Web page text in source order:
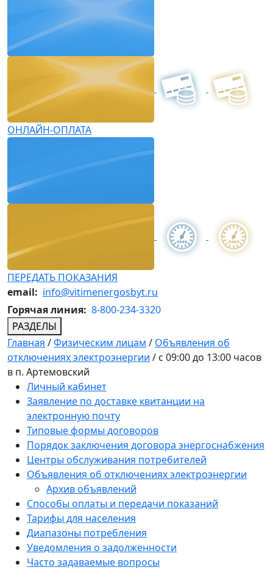
ОНЛАЙН-ОПЛАТА
ПЕРЕДАТЬ ПОКАЗАНИЯ
email: info@vitimenergosbyt.ru
Горячая линия: 8-800-234-3320
РАЗДЕЛЫ
Главная /Физическим лицам / Объявления об
отключениях электроэнергии / с 09:00 до 13:00 часов
в п. Артемовский
Личный кабинет
Заявление по доставке квитанции на
электронную почту
Типовые формы договоров
Порядок заключения договора энергоснабжения
Центры обслуживания потребителей
Объявления об отключениях электроэнергии
Архив объявлений
Способы оплаты и передачи показаний
Тарифы для населения
Диапазоны потребления
Уведомления о задолженности
Часто задаваемые вопросы